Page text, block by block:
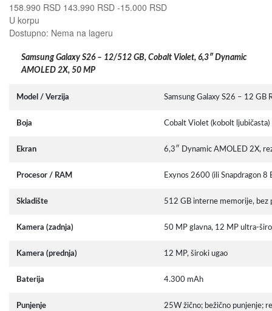
158.990 RSD 143.990 RSD -15.000 RSD
U korpu
Dostupno: Nema na lageru
Samsung Galaxy S26 – 12/512 GB, Cobalt Violet, 6,3″ Dynamic
AMOLED 2X, 50 MP
Model / Verzija Samsung Galaxy S26 – 12 GB
Boja Cobalt Violet (kobolt ljubičasta)
Ekran 6,3″ Dynamic AMOLED 2X,
Procesor / RAM Exynos 2600 (ili Snapdragon
Skladište 512 GB interne memorije, bez
Kamera (zadnja) 50 MP glavna, 12 MP ultra-
Kamera (prednja) 12 MP, široki ugao
Baterija 4.300 mAh
Punjenje 25W žično; bežično punjenje;